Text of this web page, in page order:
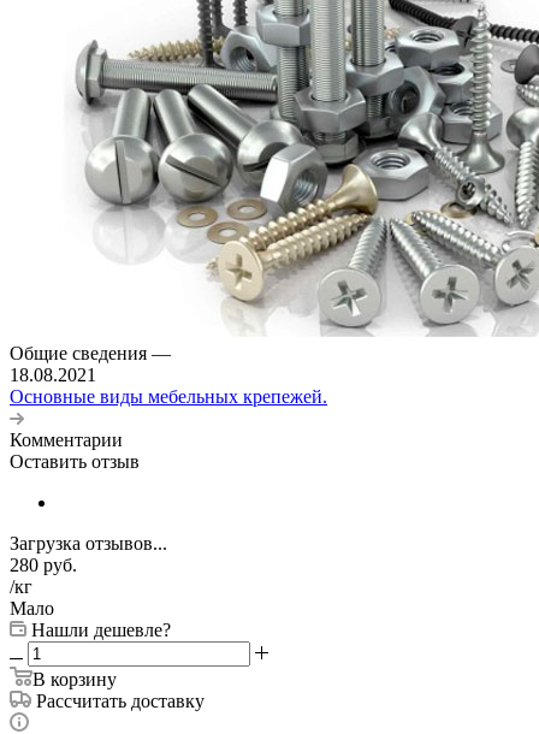
Общие сведения —
18.08.2021
Основные виды мебельных крепежей.
Комментарии
Оставить отзыв
Загрузка отзывов...
280 руб.
/кг
Мало
Нашли дешевле?
В корзину
Рассчитать доставку